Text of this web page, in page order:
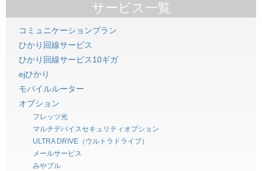
サービス一覧
コミュニケーションプラン
ひかり回線サービス
ひかり回線サービス10ギガ
ejひかり
モバイルルーター
オプション
フレッツ光
マルチデバイスセキュリティオプション
ULTRA DRIVE（ウルトラドライブ）
メールサービス
みやブル